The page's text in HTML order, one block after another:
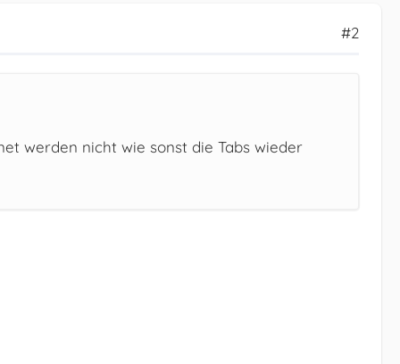
#2
werden nicht wie sonst die Tabs wieder